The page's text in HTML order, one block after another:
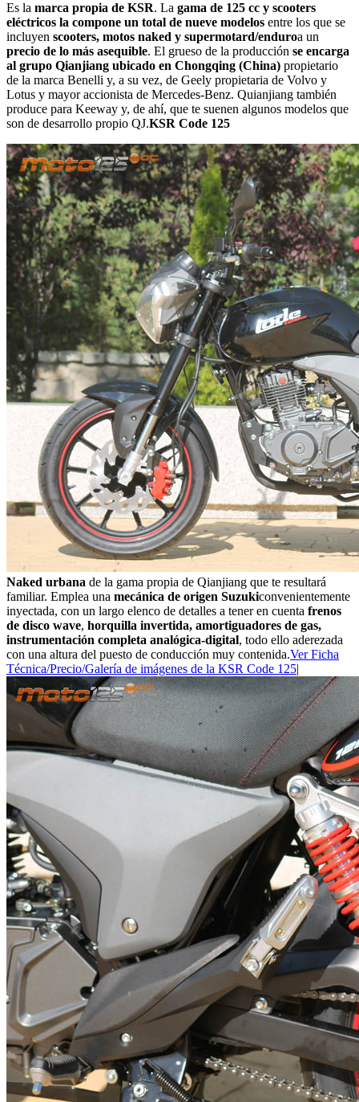
Es la marca propia de KSR. La gama de 125 cc y scooters
eléctricos la compone un total de nueve modelos entre los que se
incluyen scooters, motos naked y supermotard/enduroa un
precio de lo más asequible. El grueso de la producción se encarga
al grupo Qianjiang ubicado en Chongqing (China) propietario
de la marca Benelli y, a su vez, de Geely propietaria de Volvo y
Lotus y mayor accionista de Mercedes-Benz. Quianjiang también
produce para Keeway y, de ahí, que te suenen algunos modelos que
son de desarrollo propio QJ.KSR Code 125
Naked urbana de la gama propia de Qianjiang que te resultará
familiar. Emplea una mecánica de origen Suzukiconvenientemente
inyectada, con un largo elenco de detalles a tener en cuenta frenos
de disco wave, horquilla invertida, amortiguadores de gas,
instrumentación completa analógica-digital, todo ello aderezada
con una altura del puesto de conducción muy contenida.Ver Ficha
Técnica/Precio/Galería de imágenes de la KSR Code 125|